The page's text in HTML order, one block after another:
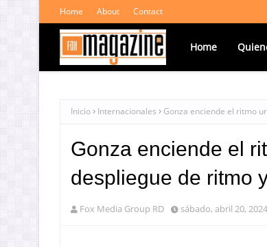
Home About Contact
Home
Inicio Internacionales Gonza enciende el ritmo
Gonza enciende el
despliegue de ritmo
Fox Media Group RD sábado, abril 20, 2024